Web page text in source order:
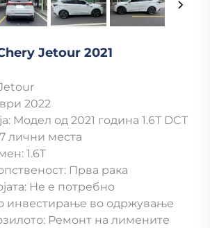
Jetour 2021
2022
Модел од 2021 година 1.6T DCT
лични места
1.6T
Прва рака
Не е потребно
инвестирање во одржување
Ремонт на лимените